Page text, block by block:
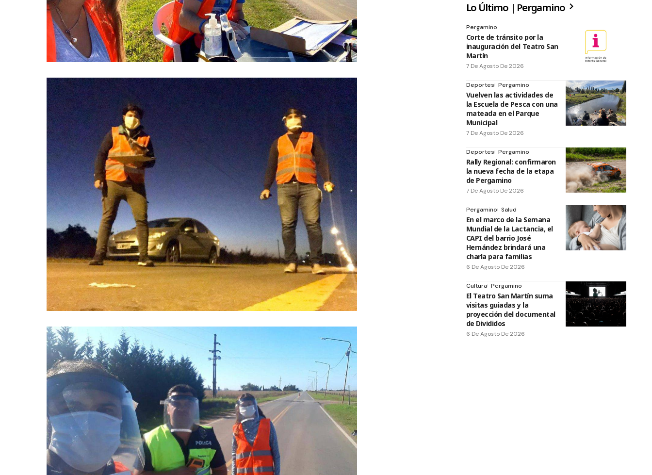
Lo Último | Pergamino
Pergamino
Corte de tránsito por la
inauguración del Teatro San
Martín
7 De Agosto De 2026
Deportes Pergamino
Vuelven las actividades de
la Escuela de Pesca con una
mateada en el Parque
Municipal
7 De Agosto De 2026
Deportes Pergamino
Rally Regional: confirmaron
la nueva fecha de la etapa
de Pergamino
7 De Agosto De 2026
Pergamino Salud
En el marco de la Semana
Mundial de la Lactancia, el
CAPI del barrio José
Hernández brindará una
charla para familias
6 De Agosto De 2026
Cultura Pergamino
El Teatro San Martín suma
visitas guiadas y la
proyección del documental
de Divididos
6 De Agosto De 2026